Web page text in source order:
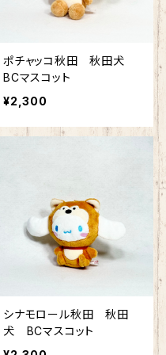
ポチャッコ秋田 秋田犬
BCマスコット
¥2,300
シナモロール秋田 秋田
犬 BCマスコット